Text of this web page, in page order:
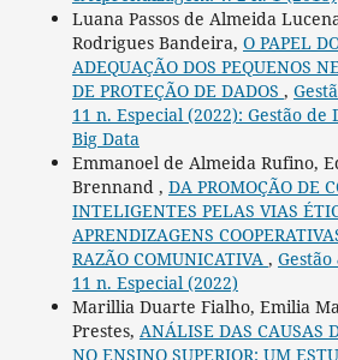
Luana Passos de Almeida
Rodrigues Bandeira, O PAPEL
ADEQUAÇÃO DOS PEQUENOS
DE PROTEÇÃO DE DADOS ,
11 n. Especial (2022): Gestão de
Big Data
Emmanoel de Almeida Rufino,
Brennand , DA PROMOÇÃO DE
INTELIGENTES PELAS VIAS
APRENDIZAGENS
RAZÃO COMUNICATIVA ,
11 n. Especial (2022)
Marillia Duarte Fialho, Emilia
Prestes, ANÁLISE DAS CAUSAS
NO ENSINO SUPERIOR: UM